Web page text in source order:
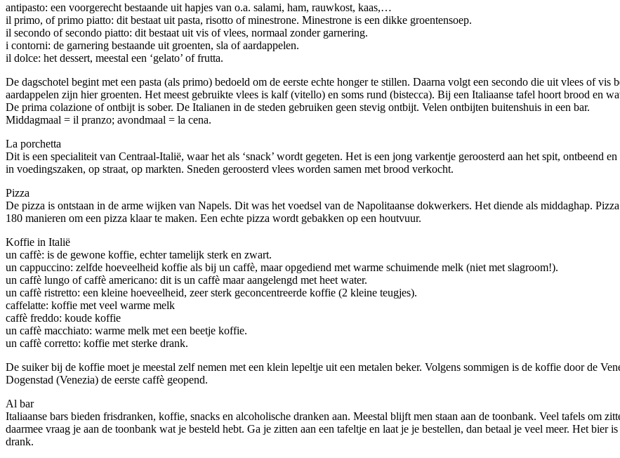
antipasto: een voorgerecht bestaande uit hapjes van o.a. salami, ham, rauwkost, kaas,…
il primo, of primo piatto: dit bestaat uit pasta, risotto of minestrone. Minestrone is een dikke groentensoep.
il secondo of secondo piatto: dit bestaat uit vis of vlees, normaal zonder garnering.
i contorni: de garnering bestaande uit groenten, sla of aardappelen.
il dolce: het dessert, meestal een ‘gelato’ of frutta.
De dagschotel begint met een pasta (als primo) bedoeld om de eerste echte honger te stillen. Daarna volgt een secondo die uit vlees of vis
aardappelen zijn hier groenten. Het meest gebruikte vlees is kalf (vitello) en soms rund (bistecca). Bij een Italiaanse tafel hoort brood en
De prima colazione of ontbijt is sober. De Italianen in de steden gebruiken geen stevig ontbijt. Velen ontbijten buitenshuis in een bar.
Middagmaal = il pranzo; avondmaal = la cena.
La porchetta
Dit is een specialiteit van Centraal-Italië, waar het als ‘snack’ wordt gegeten. Het is een jong varkentje geroosterd aan het spit, ontbeend
in voedingszaken, op straat, op markten. Sneden geroosterd vlees worden samen met brood verkocht.
Pizza
De pizza is ontstaan in de arme wijken van Napels. Dit was het voedsel van de Napolitaanse dokwerkers. Het diende als middaghap.
180 manieren om een pizza klaar te maken. Een echte pizza wordt gebakken op een houtvuur.
Koffie in Italië
un caffè: is de gewone koffie, echter tamelijk sterk en zwart.
un cappuccino: zelfde hoeveelheid koffie als bij un caffè, maar opgediend met warme schuimende melk (niet met slagroom!).
un caffè lungo of caffè americano: dit is un caffè maar aangelengd met heet water.
un caffè ristretto: een kleine hoeveelheid, zeer sterk geconcentreerde koffie (2 kleine teugjes).
caffelatte: koffie met veel warme melk
caffè freddo: koude koffie
un caffè macchiato: warme melk met een beetje koffie.
un caffè corretto: koffie met sterke drank.
De suiker bij de koffie moet je meestal zelf nemen met een klein lepeltje uit een metalen beker. Volgens sommigen is de koffie door de
Dogenstad (Venezia) de eerste caffè geopend.
Al bar
Italiaanse bars bieden frisdranken, koffie, snacks en alcoholische dranken aan. Meestal blijft men staan aan de toonbank. Veel tafels om
daarmee vraag je aan de toonbank wat je besteld hebt. Ga je zitten aan een tafeltje en laat je je bestellen, dan betaal je veel meer. Het
drank.